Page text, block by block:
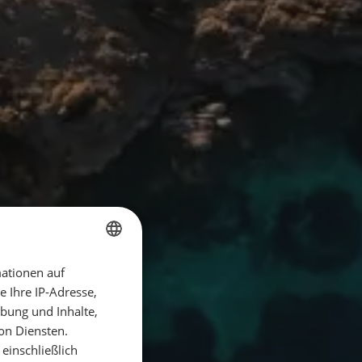
GERMAN
auf
Ihre IP-Adresse,
und Inhalte,
Diensten.